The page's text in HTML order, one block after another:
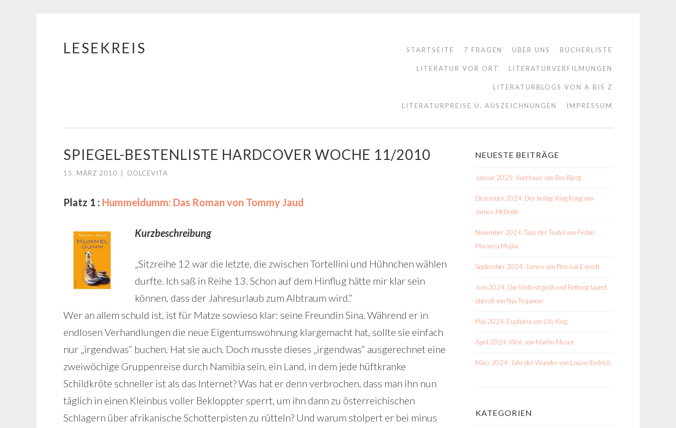
Springe
LESEKREIS STARTSEITE 7 FRAGEN ÜBER UNS BÜCHERLISTE
LITERATUR VOR ORT LITERATURVERFILMUNGEN
LITERATURBLOGS VON A BIS Z
LITERATURPREISE U. AUSZEICHNUNGEN IMPRESSUM
SPIEGEL-BESTENLISTE HARDCOVER WOCHE 11/2010
15. MÄRZ 2010 DOLCEVITA
Platz 1 : Hummeldumm: Das Roman von Tommy Jaud
Kurzbeschreibung
„Sitzreihe 12 war die letzte, die zwischen Tortellini und Hühnchen wählen
durfte. Ich saß in Reihe 13. Schon auf dem Hinflug hätte mir klar sein
können, dass der Jahresurlaub zum Albtraum wird.“
Wer an allem schuld ist, ist für Matze sowieso klar: seine Freundin Sina. Während er in
endlosen Verhandlungen die neue Eigentumswohnung klargemacht hat, sollte sie einfach
nur „irgendwas“ buchen. Hat sie auch. Doch musste dieses „irgendwas“ ausgerechnet eine
zweiwöchige Gruppenreise durch Namibia sein, ein Land, in dem jede hüftkranke
Schildkröte schneller ist als das Internet? Was hat er denn verbrochen, dass man ihn nun
täglich in einen Kleinbus voller Bekloppter sperrt, um ihn dann zu österreichischen
Schlagern über afrikanische Schotterpisten zu rütteln? Und warum stolpert er bei minus
NEUESTE BEITRÄGE
Januar 2025: Auerhaus von Bov Bjerg
Dezember 2024: Der heilige King Kong von
James McBride
November 2024: Tanz der Teufel von Fiston
Mwanza Mujila
September 2024: James von Percival Everett
Juni 2024: Die Welt ist groß und Rettung lauert
überall von Ilija Trojanow
Mai 2024: Euphoria von Lily King
April 2024: Weil. von Martin Muser
März 2024: Jahr der Wunder von Louise Erdrich
KATEGORIEN